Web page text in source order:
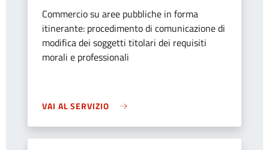
Commercio su aree pubbliche in forma
itinerante: procedimento di comunicazione di
modifica dei soggetti titolari dei requisiti
morali e professionali
VAI AL SERVIZIO